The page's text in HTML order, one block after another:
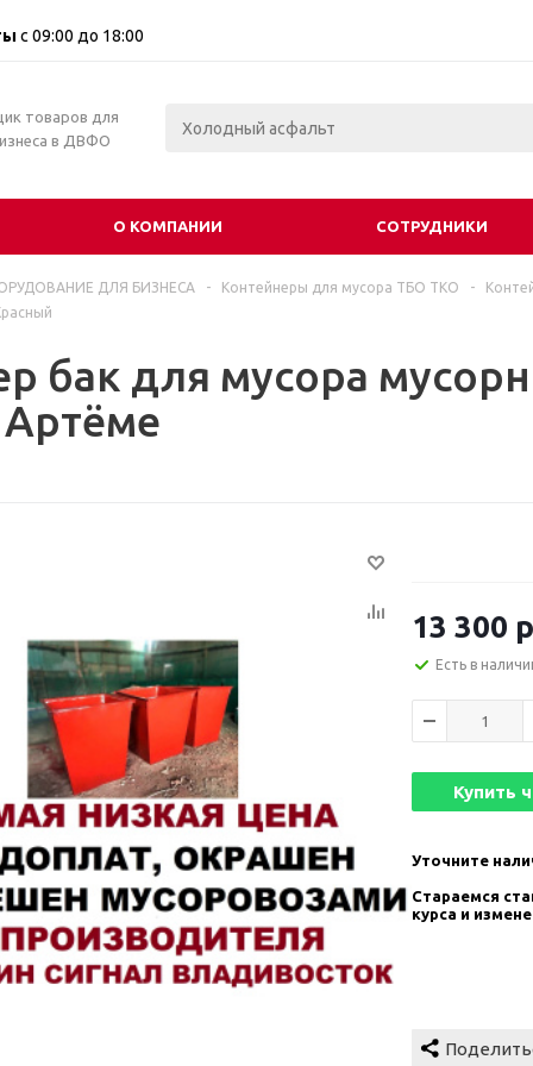
с 09:00 до 18:00
товаров для
в ДВФО
О КОМПАНИИ СОТРУДНИКИ
ДЛЯ БИЗНЕСА - Контейнеры для мусора ТБО ТКО -
бак для мусора
13 300
Есть в
Купить
Уточните
Стараемся
курса и